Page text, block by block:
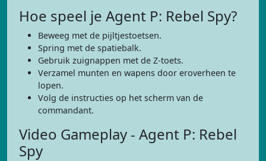
Hoe speel je Agent P: Rebel Spy?
Beweeg met de pijltjestoetsen.
Spring met de spatiebalk.
Gebruik zuignappen met de Z-toets.
Verzamel munten en wapens door eroverheen te
lopen.
Volg de instructies op het scherm van de
commandant.
Video Gameplay - Agent P: Rebel
Spy